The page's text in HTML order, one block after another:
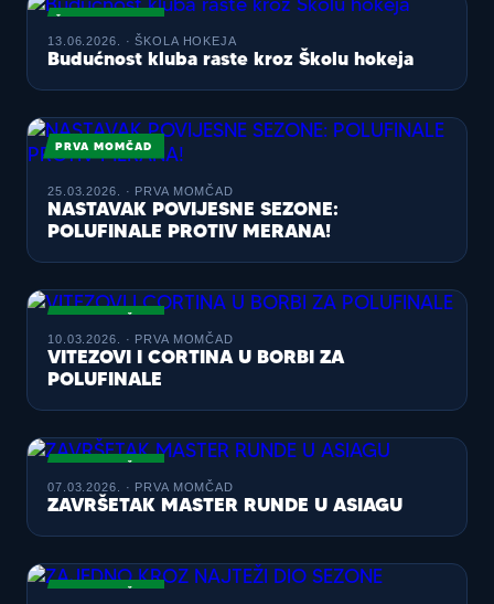
ŠKOLA HOKEJA
13.06.2026. · ŠKOLA HOKEJA
Budućnost kluba raste kroz Školu hokeja
PRVA MOMČAD
25.03.2026. · PRVA MOMČAD
NASTAVAK POVIJESNE SEZONE:
POLUFINALE PROTIV MERANA!
PRVA MOMČAD
10.03.2026. · PRVA MOMČAD
VITEZOVI I CORTINA U BORBI ZA
POLUFINALE
PRVA MOMČAD
07.03.2026. · PRVA MOMČAD
ZAVRŠETAK MASTER RUNDE U ASIAGU
PRVA MOMČAD